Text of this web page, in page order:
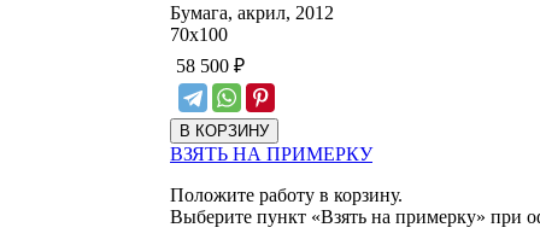
Бумага, акрил, 2012
70х100
58 500 ₽
ВЗЯТЬ НА ПРИМЕРКУ
Положите работу в корзину.
Выберите пункт «Взять на примерку» при